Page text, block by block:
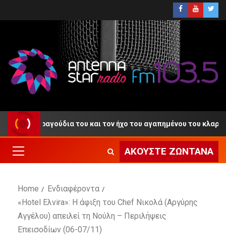
τα τραγούδια του και τον ήχο του αγαπημένου του κλαρίνου
ΑΚΟΎΣΤΕ ΖΩΝΤΑΝΆ
Home
Ενδιαφέροντα
«Hotel Eλvira»: Η άφιξη του Chef Νικολά (Αργύρης
Αγγέλου) απειλεί τη Νούλη – Περιλήψεις
Επεισοδίων (06-07/11)